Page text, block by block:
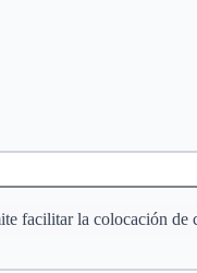
facilitar la colocación de